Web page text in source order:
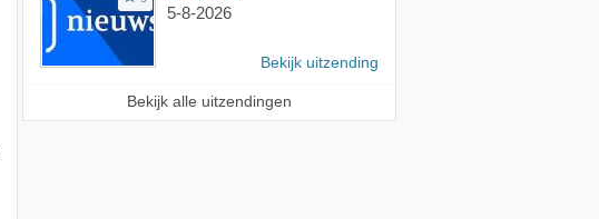
5-8-2026
Bekijk uitzending
Bekijk alle uitzendingen